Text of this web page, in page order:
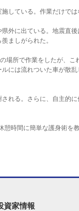
ている。作業だけでは
外に出ている。地震直
ましがられた。
所で作業をしたが、こ
には流れついた車が散
れる。さらに、自主的
時間に簡単な護身術を
資家情報